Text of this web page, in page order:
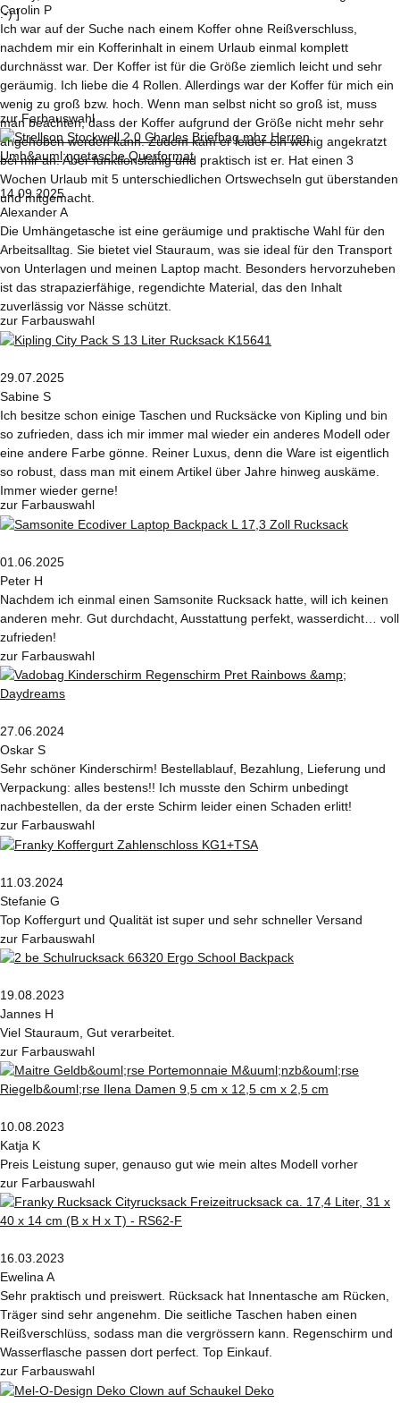
:-) ]
Carolin P
Ich war auf der Suche nach einem Koffer ohne Reißverschluss,
nachdem mir ein Kofferinhalt in einem Urlaub einmal komplett
durchnässt war. Der Koffer ist für die Größe ziemlich leicht und sehr
geräumig. Ich liebe die 4 Rollen. Allerdings war der Koffer für mich ein
wenig zu groß bzw. hoch. Wenn man selbst nicht so groß ist, muss
man beachten, dass der Koffer aufgrund der Größe nicht mehr sehr
angehoben werden kann. Zudem kam er leider ein wenig angekratzt
bei mir an. Aber funktionsfähig und praktisch ist er. Hat einen 3
Wochen Urlaub mit 5 unterschiedlichen Ortswechseln gut überstanden
und mitgemacht.
zur Farbauswahl
14.09.2025
Alexander A
Die Umhängetasche ist eine geräumige und praktische Wahl für den
Arbeitsalltag. Sie bietet viel Stauraum, was sie ideal für den Transport
von Unterlagen und meinen Laptop macht. Besonders hervorzuheben
ist das strapazierfähige, regendichte Material, das den Inhalt
zuverlässig vor Nässe schützt.
zur Farbauswahl
29.07.2025
Sabine S
Ich besitze schon einige Taschen und Rucksäcke von Kipling und bin
so zufrieden, dass ich mir immer mal wieder ein anderes Modell oder
eine andere Farbe gönne. Reiner Luxus, denn die Ware ist eigentlich
so robust, dass man mit einem Artikel über Jahre hinweg auskäme.
Immer wieder gerne!
zur Farbauswahl
01.06.2025
Peter H
Nachdem ich einmal einen Samsonite Rucksack hatte, will ich keinen
anderen mehr. Gut durchdacht, Ausstattung perfekt, wasserdicht… voll
zufrieden!
zur Farbauswahl
27.06.2024
Oskar S
Sehr schöner Kinderschirm! Bestellablauf, Bezahlung, Lieferung und
Verpackung: alles bestens!! Ich musste den Schirm unbedingt
nachbestellen, da der erste Schirm leider einen Schaden erlitt!
zur Farbauswahl
11.03.2024
Stefanie G
Top Koffergurt und Qualität ist super und sehr schneller Versand
zur Farbauswahl
19.08.2023
Jannes H
Viel Stauraum, Gut verarbeitet.
zur Farbauswahl
10.08.2023
Katja K
Preis Leistung super, genauso gut wie mein altes Modell vorher
zur Farbauswahl
16.03.2023
Ewelina A
Sehr praktisch und preiswert. Rücksack hat Innentasche am Rücken,
Träger sind sehr angenehm. Die seitliche Taschen haben einen
Reißverschlüss, sodass man die vergrössern kann. Regenschirm und
Wasserflasche passen dort perfect. Top Einkauf.
zur Farbauswahl